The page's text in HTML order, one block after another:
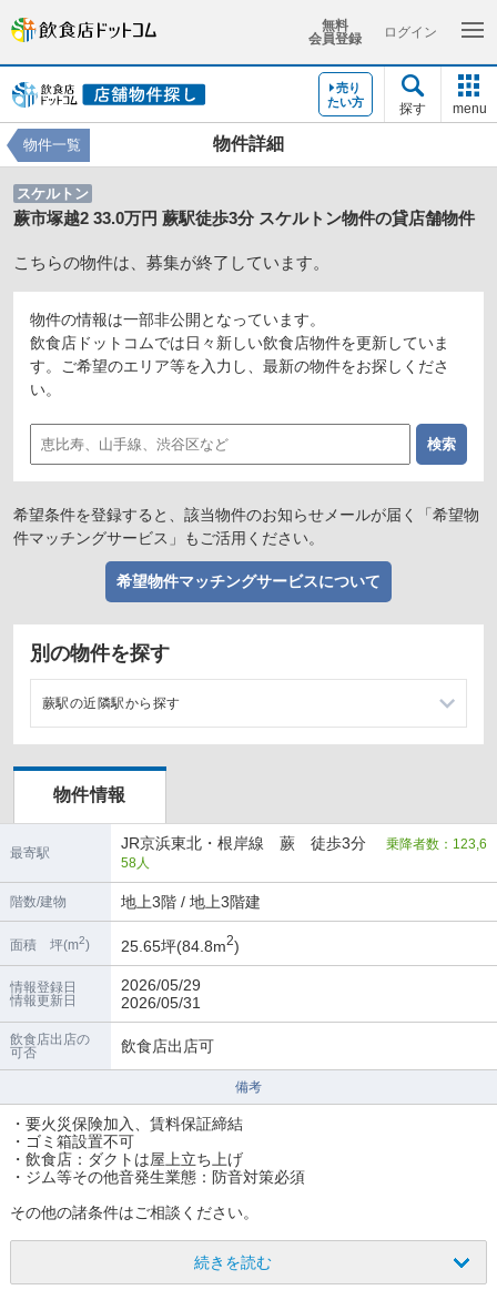
無料
会員登録
ログイン
売り
たい方
探す menu
物件詳細
物件一覧
スケルトン
蕨市塚越2 33.0万円 蕨駅徒歩3分 スケルトン物件の貸店舗物件
こちらの物件は、募集が終了しています。
物件の情報は一部非公開となっています。
飲食店ドットコムでは日々新しい飲食店物件を更新していま
す。ご希望のエリア等を入力し、最新の物件をお探しくださ
い。
希望条件を登録すると、該当物件のお知らせメールが届く「希望物
件マッチングサービス」もご活用ください。
希望物件マッチングサービスについて
別の物件を探す
蕨駅の近隣駅から探す
南浦和駅の店舗物件・貸店舗・テナント一覧
川口駅の店舗物件・貸店舗・テナント一覧
浦和駅の店舗物件・貸店舗・テナント一覧
物件情報
最寄駅
JR京浜東北・根岸線 蕨 徒歩3分 乗降者数：123,6
58人
階数/建物 地上3階 / 地上3階建
面積 坪(m2) 25.65坪(84.8m2)
情報登録日
情報更新日
2026/05/29
2026/05/31
飲食店出店の
可否
飲食店出店可
備考
・要火災保険加入、賃料保証締結
・ゴミ箱設置不可
・飲食店：ダクトは屋上立ち上げ
・ジム等その他音発生業態：防音対策必須
その他の諸条件はご相談ください。
続きを読む